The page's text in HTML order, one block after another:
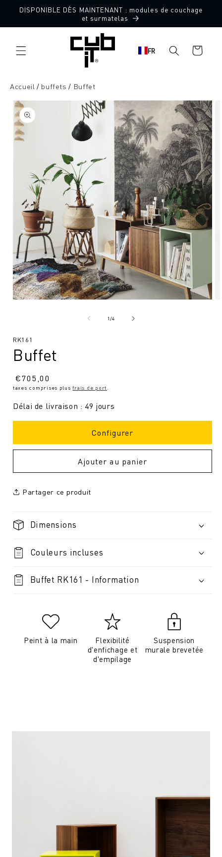
directement
DISPONIBLE DÈS MAINTENANT : modules de couchage
et surmatelas
FR
Panier
d'achat
Accueil buffets Buffet
l'information
sur le
produit
modal
1/de4
SKU
RK161
Buffet
Prix
normal
€705,00
taxes comprises plusfrais de port
Délai de livraison : 49 jours
Configurer
Ajouter au panier
Partager ce produit
Dimensions
Couleurs incluses
Buffet RK161 - Information
Peint à la main
Flexibilité
d'enfichage et
d'empilage
Suspension
murale brevetée